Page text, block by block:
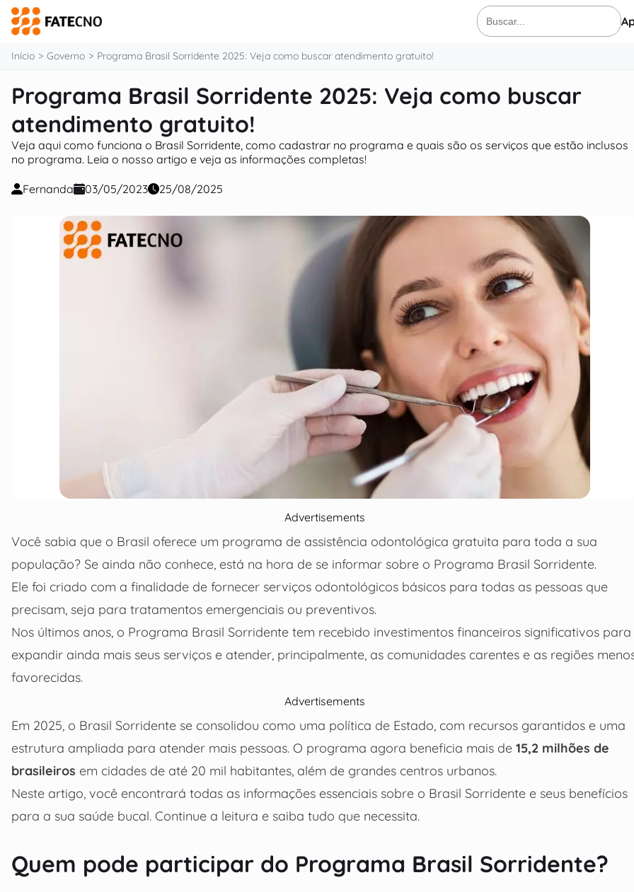
conteúdo
Buscar
por:
Início Governo Programa Brasil Sorridente 2025: Veja como buscar atendimento gratuito!
Programa Brasil Sorridente 2025: Veja como buscar
atendimento gratuito!
Veja aqui como funciona o Brasil Sorridente, como cadastrar no programa e quais são os serviços que estão inclusos
no programa. Leia o nosso artigo e veja as informações completas!
Fernanda 03/05/2023 25/08/2025
Advertisements
Você sabia que o Brasil oferece um programa de assistência odontológica gratuita para toda a sua
população? Se ainda não conhece, está na hora de se informar sobre o Programa Brasil Sorridente.
Ele foi criado com a finalidade de fornecer serviços odontológicos básicos para todas as pessoas que
precisam, seja para tratamentos emergenciais ou preventivos.
Nos últimos anos, o Programa Brasil Sorridente tem recebido investimentos financeiros significativos para
expandir ainda mais seus serviços e atender, principalmente, as comunidades carentes e as regiões
favorecidas.
Advertisements
Em 2025, o Brasil Sorridente se consolidou como uma política de Estado, com recursos garantidos e uma
estrutura ampliada para atender mais pessoas. O programa agora beneficia mais de 15,2 milhões de
brasileiros em cidades de até 20 mil habitantes, além de grandes centros urbanos.
Neste artigo, você encontrará todas as informações essenciais sobre o Brasil Sorridente e seus benefícios
para a sua saúde bucal. Continue a leitura e saiba tudo que necessita.
Quem pode participar do Programa Brasil Sorridente?